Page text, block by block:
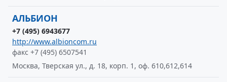
АЛЬБИОН
+7 (495) 6943677
http://www.albioncom.ru
факс +7 (495) 6507541
Москва, Тверская ул., д. 18, корп. 1, оф. 610,612,614